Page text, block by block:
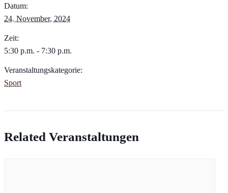
Datum:
24. November, 2024
Zeit:
5:30 p.m. - 7:30 p.m.
Veranstaltungskategorie:
Sport
Related Veranstaltungen